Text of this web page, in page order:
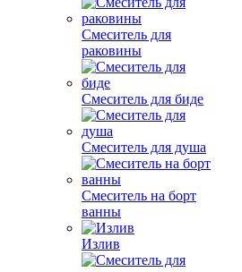
Смеситель для
раковины
Смеситель для биде
Смеситель для душа
Смеситель на борт
ванны
Излив